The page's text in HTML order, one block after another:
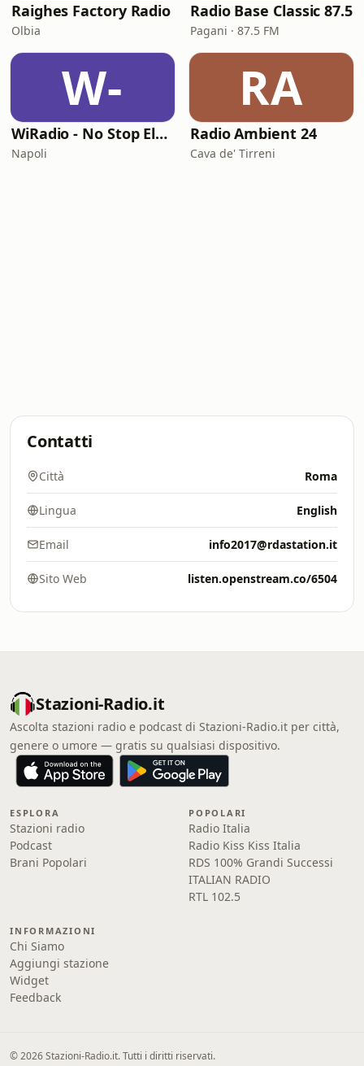
Raighes Factory Radio
Olbia
Radio Base Classic 87.5
Pagani · 87.5 FM
W-
WiRadio - No Stop Electronic
Napoli
RA
Radio Ambient 24
Cava de' Tirreni
Contatti
Città Roma
Lingua English
Email info2017@rdastation.it
Sito Web listen.openstream.co/6504
Stazioni-Radio.it
Ascolta stazioni radio e podcast di Stazioni-Radio.it per città,
genere o umore — gratis su qualsiasi dispositivo.
ESPLORA
Stazioni radio
Podcast
Brani Popolari
POPOLARI
Radio Italia
Radio Kiss Kiss Italia
RDS 100% Grandi Successi
ITALIAN RADIO
RTL 102.5
INFORMAZIONI
Chi Siamo
Aggiungi stazione
Widget
Feedback
© 2026 Stazioni-Radio.it. Tutti i diritti riservati.